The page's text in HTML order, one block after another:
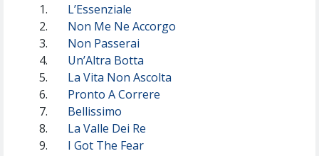
1.
L’Essenziale
2.
Non Me Ne Accorgo
3.
Non Passerai
4.
Un’Altra Botta
5.
La Vita Non Ascolta
6.
Pronto A Correre
7.
Bellissimo
8.
La Valle Dei Re
9.
I Got The Fear